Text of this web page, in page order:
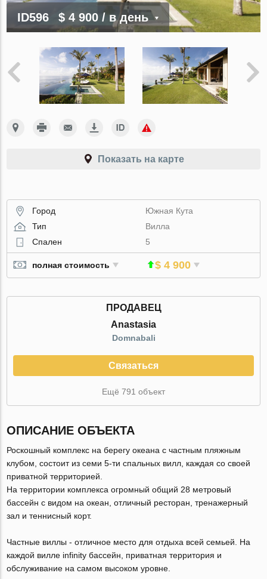
ID596 $ 4 900/ в день
Показать на карте
Город
Южная Кута
Тип
Вилла
Спален
5
полная стоимость $ 4 900
ПРОДАВЕЦ
Anastasia
Domnabali
Связаться
Ещё 791 объект
ОПИСАНИЕ ОБЪЕКТА
Роскошный комплекс на берегу океана с частным пляжным
клубом, состоит из семи 5-ти спальных вилл, каждая со своей
приватной территорией.
На территории комплекса огромный общий 28 метровый
бассейн с видом на океан, отличный ресторан, тренажерный
зал и теннисный корт.
Частные виллы - отличное место для отдыха всей семьей. На
каждой вилле infinity бассейн, приватная территория и
обслуживание на самом высоком уровне.